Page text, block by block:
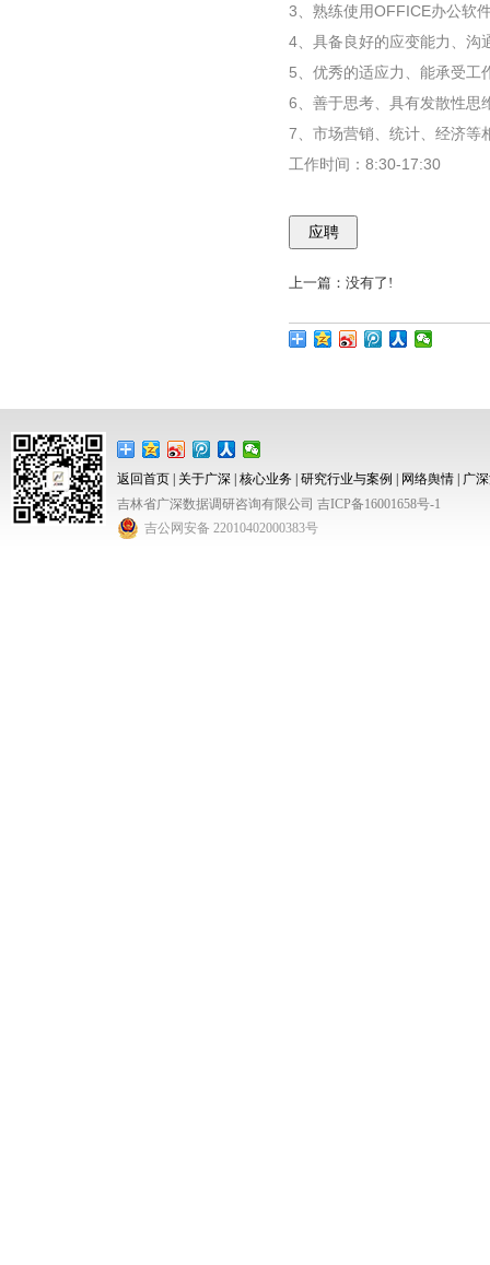
3、熟练使用OFFICE办公软
4、具备良好的应变能力、沟
5、优秀的适应力、能承受工
6、善于思考、具有发散性思
7、 市场营销、统计、经济等
工作时间：8:30-17:30
上一篇：没有了!
返回首页 关于广深 核心业务 研究行业与案例 网络舆情
广
吉林省广深数据调研咨询有限公司 吉ICP备16001658号-1
吉公网安备 22010402000383号